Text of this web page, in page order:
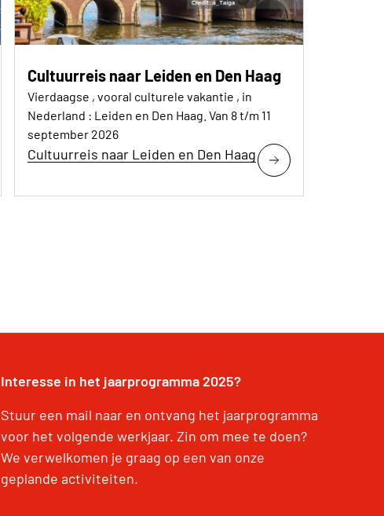
Cultuurreis naar Leiden en Den Haag
Vierdaagse , vooral culturele vakantie , in
Nederland : Leiden en Den Haag. Van 8 t/m 11
september 2026
Cultuurreis naar Leiden en Den Haag
Interesse in het jaarprogramma 2025?
Stuur een mail naar en ontvang het jaarprogramma
voor het volgende werkjaar. Zin om mee te doen?
We verwelkomen je graag op een van onze
geplande activiteiten.